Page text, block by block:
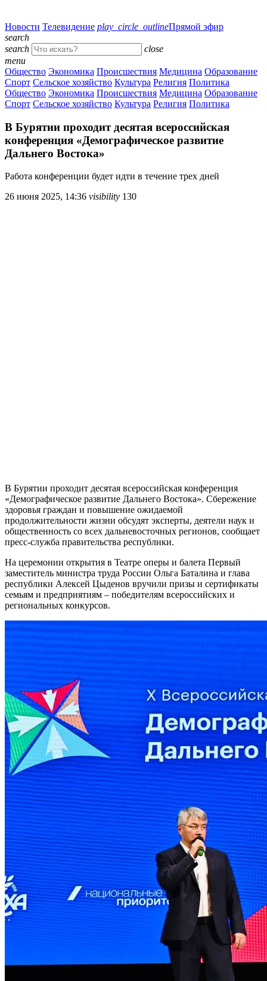
Новости Телевидение play_circle_outlineПрямой эфир
search
search
close
menu
Общество Экономика Происшествия Медицина Образование
Спорт Сельское хозяйство Культура Религия Политика
Общество Экономика Происшествия Медицина Образование
Спорт Сельское хозяйство Культура Религия Политика
В Бурятии проходит десятая всероссийская
конференция «Демографическое развитие
Дальнего Востока»
Работа конференции будет идти в течение трех дней
26 июня 2025, 14:36 visibility 130
В Бурятии проходит десятая всероссийская конференция
«Демографическое развитие Дальнего Востока». Сбережение
здоровья граждан и повышение ожидаемой
продолжительности жизни обсудят эксперты, деятели наук и
общественность со всех дальневосточных регионов, сообщает
пресс-служба правительства республики.
На церемонии открытия в Театре оперы и балета Первый
заместитель министра труда России Ольга Баталина и глава
республики Алексей Цыденов вручили призы и сертификаты
семьям и предприятиям – победителям всероссийских и
региональных конкурсов.